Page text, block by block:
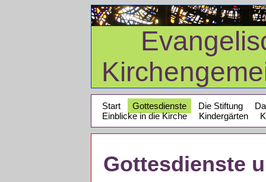
Start Gottesdienste Die Stiftung
Einblicke in die Kirche
Kindergärten
Gottesdienste